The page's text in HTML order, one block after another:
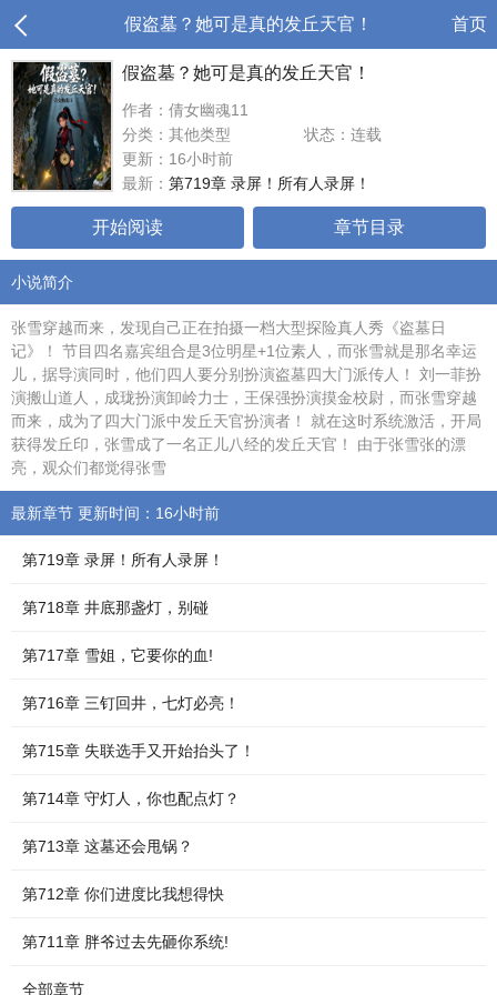
假盗墓？她可是真的发丘天官！ 首页
假盗墓？她可是真的发丘天官！
作者：倩女幽魂11
分类：其他类型
状态：连载
更新：16小时前
最新： 第719章 录屏！所有人录屏！
开始阅读 章节目录
小说简介
张雪穿越而来，发现自己正在拍摄一档大型探险真人秀《盗墓日
记》！ 节目四名嘉宾组合是3位明星+1位素人，而张雪就是那名幸运
儿，据导演同时，他们四人要分别扮演盗墓四大门派传人！ 刘一菲扮
演搬山道人，成珑扮演卸岭力士，王保强扮演摸金校尉，而张雪穿越
而来，成为了四大门派中发丘天官扮演者！ 就在这时系统激活，开局
获得发丘印，张雪成了一名正儿八经的发丘天官！ 由于张雪张的漂
亮，观众们都觉得张雪
最新章节 更新时间：16小时前
第719章 录屏！所有人录屏！
第718章 井底那盏灯，别碰
第717章 雪姐，它要你的血!
第716章 三钉回井，七灯必亮！
第715章 失联选手又开始抬头了！
第714章 守灯人，你也配点灯？
第713章 这墓还会甩锅？
第712章 你们进度比我想得快
第711章 胖爷过去先砸你系统!
全部章节